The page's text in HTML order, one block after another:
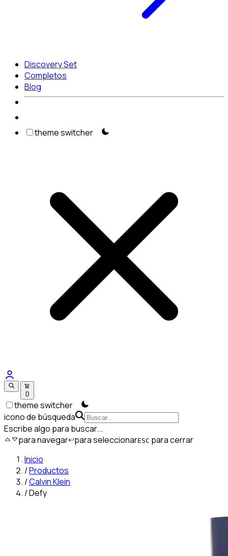
Discovery Set
Completos
Blog
theme switcher
0
theme switcher
icono de búsqueda
Escribe algo para buscar...
para navegar para seleccionarESC para cerrar
Inicio
/Productos
/Calvin Klein
/Defy